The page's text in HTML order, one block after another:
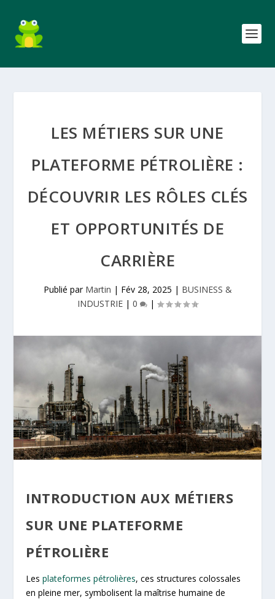
LES MÉTIERS SUR UNE
PLATEFORME PÉTROLIÈRE :
DÉCOUVRIR LES RÔLES CLÉS
ET OPPORTUNITÉS DE
CARRIÈRE
Publié par Martin | Fév 28, 2025 | BUSINESS &
INDUSTRIE | 0 |
INTRODUCTION AUX MÉTIERS
SUR UNE PLATEFORME
PÉTROLIÈRE
Lesplateformes pétrolières, ces structures colossales
en pleine mer, symbolisent la maîtrise humaine de